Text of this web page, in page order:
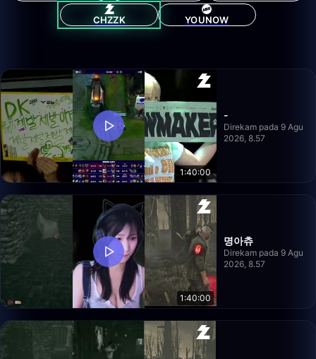
CHZZK YOUNOW
1:40:00
-
Direkam pada 9 Agu
2026, 8.57
1:40:00
명아츄
Direkam pada 9 Agu
2026, 8.57